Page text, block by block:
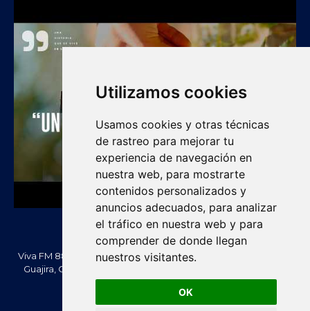
Utilizamos cookies
Usamos cookies y otras técnicas
de rastreo para mejorar tu
experiencia de navegación en
nuestra web, para mostrarte
contenidos personalizados y
anuncios adecuados, para analizar
el tráfico en nuestra web y para
comprender de donde llegan
nuestros visitantes.
OK
Viva FM 88.2 FM es una emisora comunitaria de Villanueva, La
Guajira, Colombia. Información, noticias, cultura, vallenato y
actualidad regional.
vivafm.com.co